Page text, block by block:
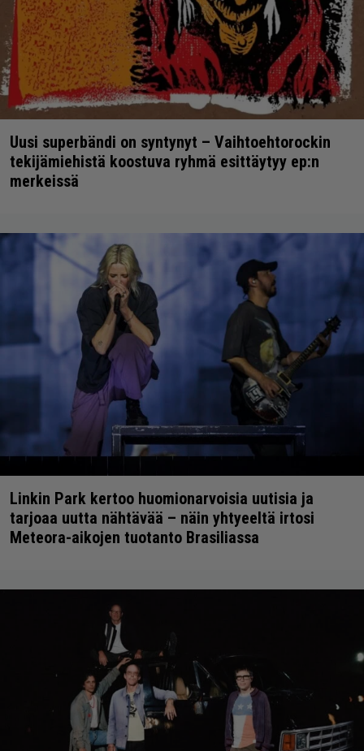
Uusi superbändi on syntynyt – Vaihtoehtorockin
tekijämiehistä koostuva ryhmä esittäytyy ep:n
merkeissä
Linkin Park kertoo huomionarvoisia uutisia ja
tarjoaa uutta nähtävää – näin yhtyeeltä irtosi
Meteora-aikojen tuotanto Brasiliassa